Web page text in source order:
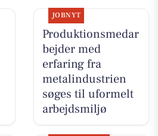
JOBNYT
Produktionsmedar
bejder med
erfaring fra
metalindustrien
søges til uformelt
arbejdsmiljø